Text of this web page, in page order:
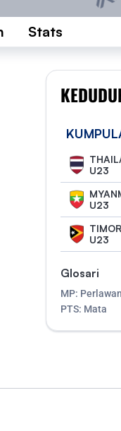
Stats
U23
U23
U23
Glosari
MP:
PTS: Mata